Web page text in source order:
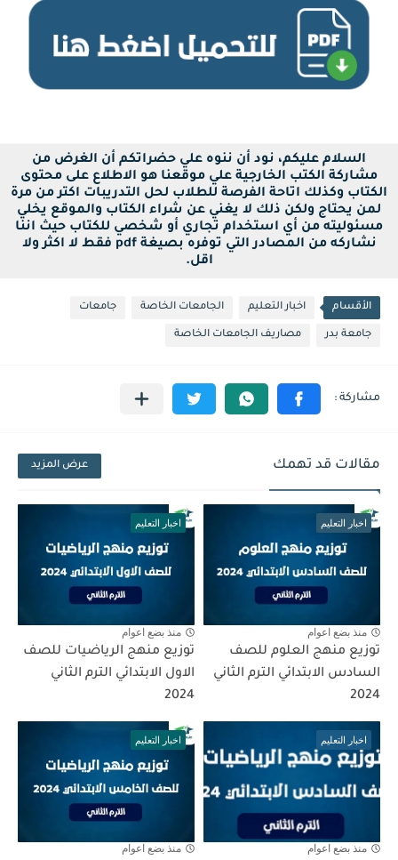
السلام عليكم، نود أن ننوه علي حضراتكم أن الغرض من
مشاركة الكتب الخارجية علي موقعنا هو الاطلاع على محتوى
الكتاب وكذلك اتاحة الفرصة للطلاب لحل التدريبات اكتر من مرة
لمن يحتاج ولكن ذلك لا يغني عن شراء الكتاب والموقع يخلي
مسئوليته من أي استخدام تجاري أو شخصي للكتاب حيث اننا
نشاركه من المصادر التي توفره بصيغة pdf فقط لا اكثر ولا
اقل.
الأقسام اخبار التعليم الجامعات الخاصة جامعات
جامعة بدر مصاريف الجامعات الخاصة
مقالات قد تهمك عرض المزيد
اخبار التعليم
منذ بضع اعوام
توزيع منهج العلوم للصف
السادس الابتدائي الترم الثاني
2024
اخبار التعليم
منذ بضع اعوام
توزيع منهج الرياضيات للصف
الاول الابتدائي الترم الثاني
2024
اخبار التعليم
منذ بضع اعوام
اخبار التعليم
منذ بضع اعوام